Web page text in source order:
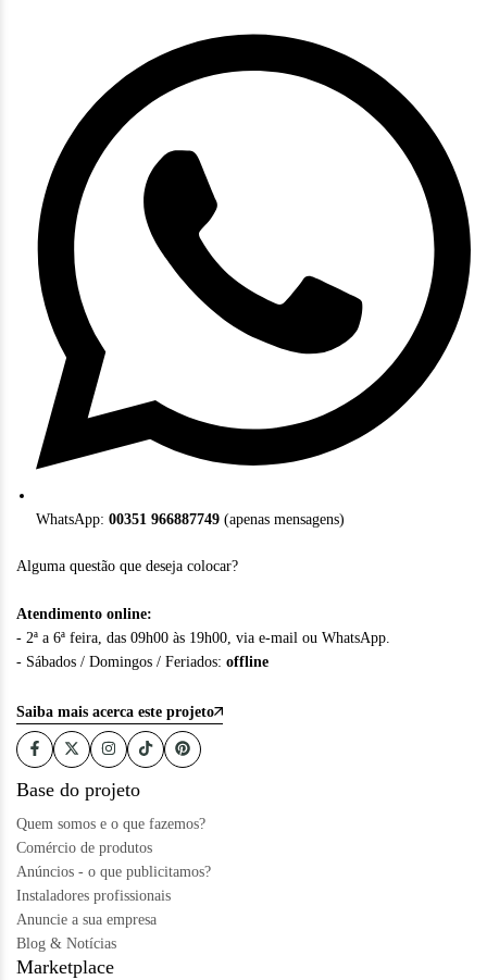
WhatsApp:00351 966887749 (apenas mensagens)
Alguma questão que deseja colocar?
Atendimento online:
- 2ª a 6ª feira, das 09h00 às 19h00, via e-mail ou WhatsApp.
- Sábados / Domingos / Feriados: offline
Saiba mais acerca este projeto
Base do projeto
Quem somos e o que fazemos?
Comércio de produtos
Anúncios - o que publicitamos?
Instaladores profissionais
Anuncie a sua empresa
Blog & Notícias
Marketplace